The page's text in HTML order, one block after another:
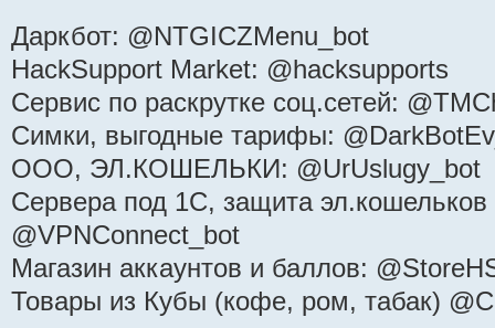
Даркбот: @NTGICZMenu_bot
HackSupport Market: @hacksupports
Сервис по раскрутке соц.сетей:
Симки, выгодные тарифы:
ООО, ЭЛ.КОШЕЛЬКИ: @UrUslugy_bot
Сервера под 1С, защита эл.кошельков
@VPNConnect_bot
Магазин аккаунтов и баллов:
Товары из Кубы (кофе, ром, табак)